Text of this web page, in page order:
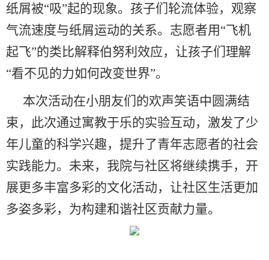
纸屑被“吸”起的现象。孩子们轮流体验，观察
气流速度与纸屑运动的关系。志愿者用 “飞机
起飞”的类比解释伯努利效应，让孩子们理解
“看不见的力如何改变世界”。
本次活动在小朋友们的欢声笑语中圆满结
束，此次通过寓教于乐的实验互动，激发了少
年儿童的科学兴趣，提升了青年志愿者的社会
实践能力。 未来， 我院与社区将继续携手，开
展更多丰富多彩的文化活动，让社区生活更加
多姿多彩，为构建和谐社区贡献力量。